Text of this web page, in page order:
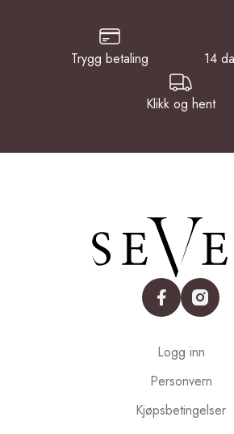
Trygg betaling 14
Klikk og hent
facebookinstagram
Logg inn
Personvern
Kjøpsbetingelser